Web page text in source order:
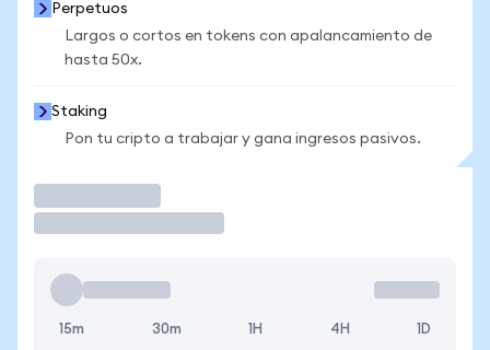
Perpetuos
Largos o cortos en tokens con apalancamiento de
hasta 50x.
Staking
Pon tu cripto a trabajar y gana ingresos pasivos.
15m 30m 1H 4H 1D